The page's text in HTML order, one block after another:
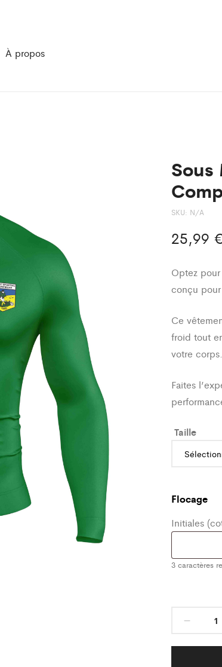
À propos
Sous
SKU: N/A
25,99
Optez
conçu
Ce
froid tout
votre corps.
Faites
Taille
Flocage
Initiales
3caractères
Sous